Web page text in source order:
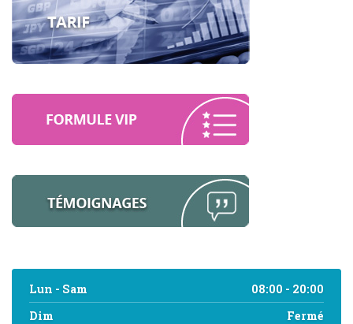
Lun - Sam
08:00 - 20:00
Dim
Fermé